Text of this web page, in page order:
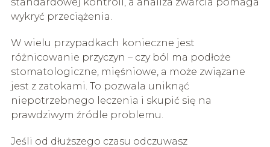
wykryć przeciążenia.
W wielu przypadkach konieczne jest
różnicowanie przyczyn – czy ból ma podłoże
stomatologiczne, mięśniowe, a może związane
jest z zatokami. To pozwala uniknąć
niepotrzebnego leczenia i skupić się na
prawdziwym źródle problemu.
Jeśli od dłuższego czasu odczuwasz